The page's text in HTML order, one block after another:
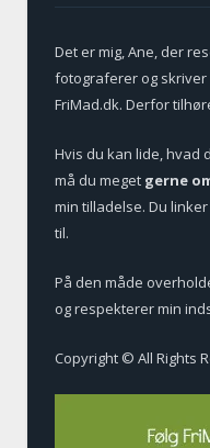
Det er mig, Ane, der
fotograferer og
FriMad.dk. Derfor
Hvis du kan lide, hvad
må du meget gerne
min tilladelse. Du
til.
På den måde
og respekterer min
Copyright © All Rights